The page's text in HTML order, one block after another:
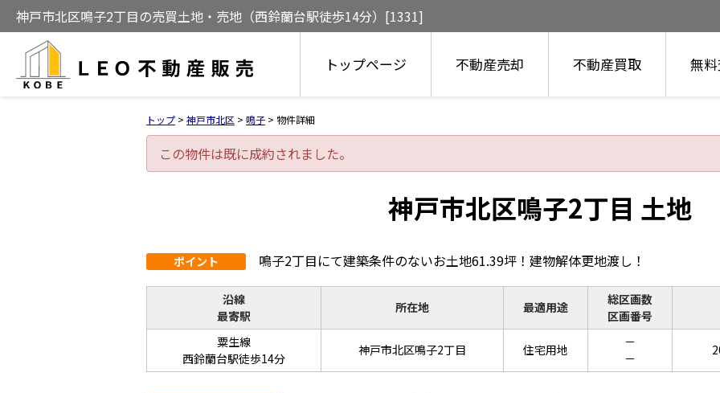
神戸市北区鳴子2丁目の売買土地・売地（西鈴蘭台駅徒歩14分）[1331]
トップページ 不動産売却 不動産買取 無
トップ > 神戸市北区 > 鳴子 > 物件詳細
この物件は既に成約されました。
神戸市北区鳴子2丁目 土地
ポイント 鳴子2丁目にて建築条件のないお土地61.39坪！建物解体更地渡し！
沿線
最寄駅
所在地 最適用途
総区画数
区画番号
粟生線
西鈴蘭台駅徒歩14分
神戸市北区鳴子2丁目 住宅用地
－
－